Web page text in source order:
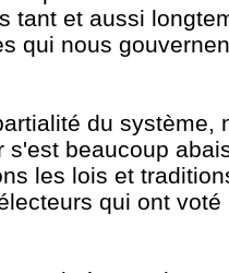
tant et aussi
qui nous
du système,
s'est beaucoup
les lois et
qui ont